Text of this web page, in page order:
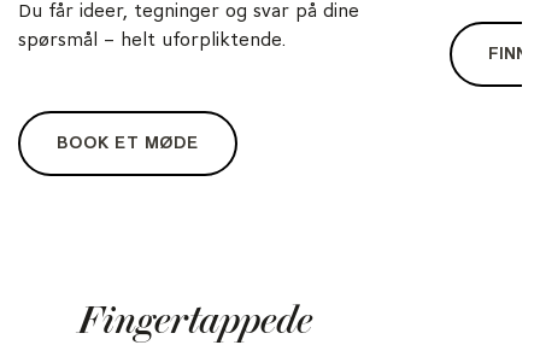
Du får ideer, tegninger og svar på dine
spørsmål – helt uforpliktende.
BOOK ET MØDE
FINN
Fingertappede